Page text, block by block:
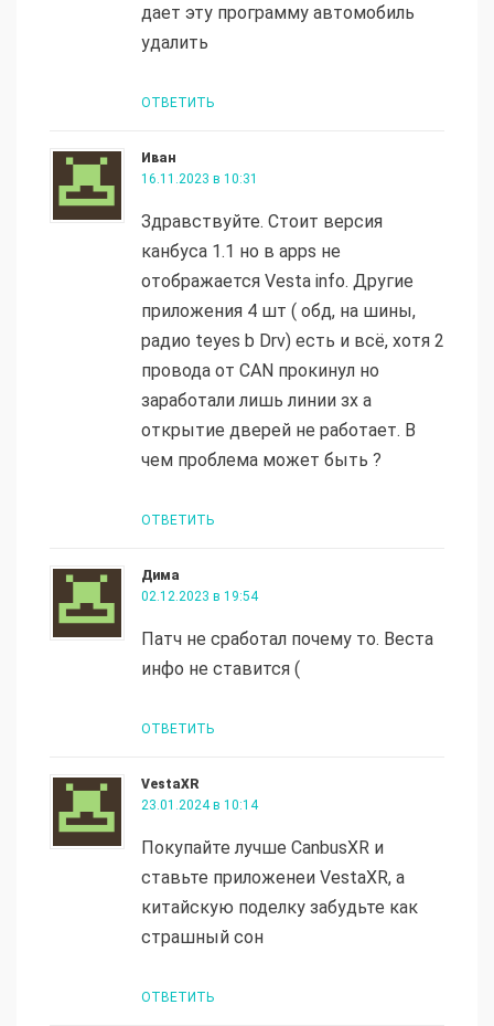
дает эту программу автомобиль
удалить
ОТВЕТИТЬ
Иван
16.11.2023 в 10:31
Здравствуйте. Стоит версия
канбуса 1.1 но в apps не
отображается Vesta info. Другие
приложения 4 шт ( обд, на шины,
радио teyes b Drv) есть и всё, хотя 2
провода от СAN прокинул но
заработали лишь линии зх а
открытие дверей не работает. В
чем проблема может быть ?
ОТВЕТИТЬ
Дима
02.12.2023 в 19:54
Патч не сработал почему то. Веста
инфо не ставится (
ОТВЕТИТЬ
VestaXR
23.01.2024 в 10:14
Покупайте лучше CanbusXR и
ставьте приложенеи VestaXR, а
китайскую поделку забудьте как
страшный сон
ОТВЕТИТЬ